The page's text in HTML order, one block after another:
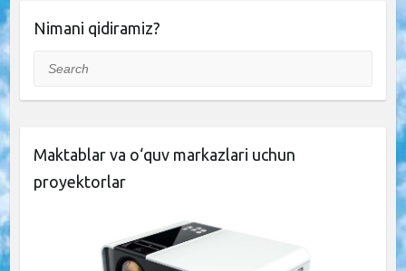
Nimani qidiramiz?
Search
Maktablar va o‘quv markazlari uchun
proyektorlar